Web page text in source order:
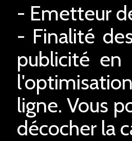
- Emetteur
- Finalité
publicité en
ligne. Vous
décocher la